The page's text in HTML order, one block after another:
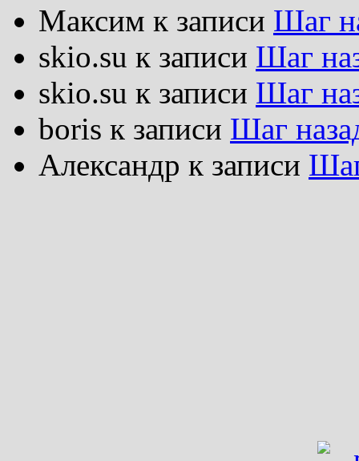
Максим к записи Шаг
skio.su к записи Шаг
skio.su к записи Шаг
boris к записи Шаг
Александр к записи